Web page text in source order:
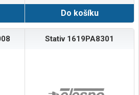
Do košíku
Stativ 1619PA8301